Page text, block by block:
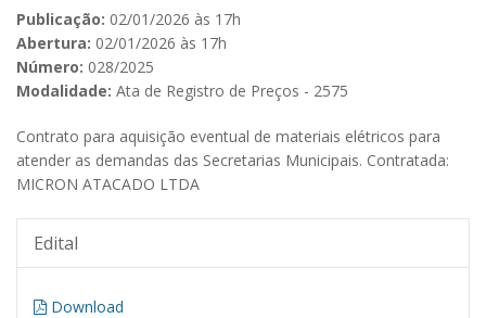
Publicação: 02/01/2026 às 17h
Abertura: 02/01/2026 às 17h
Número: 028/2025
Modalidade: Ata de Registro de Preços - 2575
Contrato para aquisição eventual de materiais elétricos para
atender as demandas das Secretarias Municipais. Contratada:
MICRON ATACADO LTDA
Edital
Download